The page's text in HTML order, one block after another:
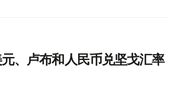
、卢布和人民币兑坚戈汇率